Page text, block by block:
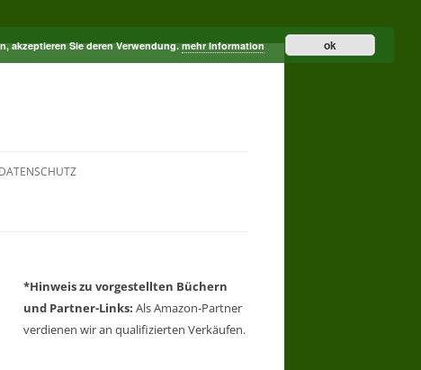
DATENSCHUTZ
*Hinweis zu vorgestellten Büchern
und Partner-Links: Als Amazon-Partner
verdienen wir an qualifizierten Verkäufen.
akzeptieren Sie deren Verwendung.mehr Information ok